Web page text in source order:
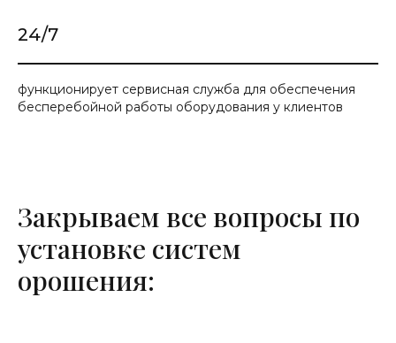
24/7
функционирует сервисная служба для обеспечения
бесперебойной работы оборудования у клиентов
Закрываем все вопросы по
установке систем
орошения: